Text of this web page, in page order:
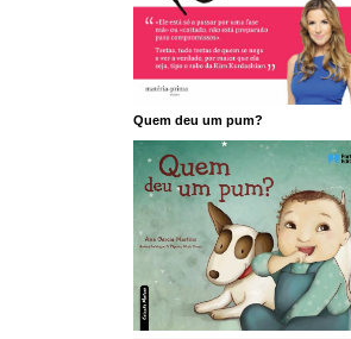
Quem deu um pum?